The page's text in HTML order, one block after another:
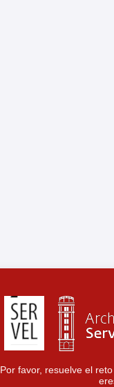
Por favor, resuelve el